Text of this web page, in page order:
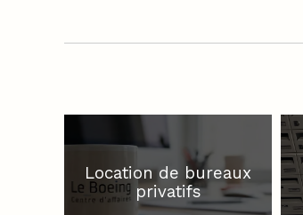
Location de bureaux
privatifs